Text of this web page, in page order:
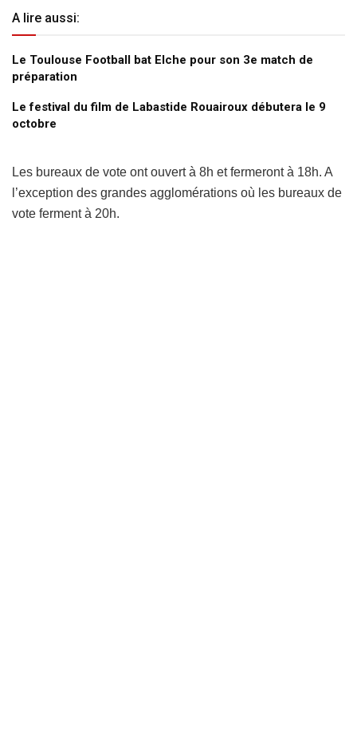
A lire aussi:
Le Toulouse Football bat Elche pour son 3e match de
préparation
Le festival du film de Labastide Rouairoux débutera le 9
octobre
Les bureaux de vote ont ouvert à 8h et fermeront à 18h. A
l’exception des grandes agglomérations où les bureaux de
vote ferment à 20h.